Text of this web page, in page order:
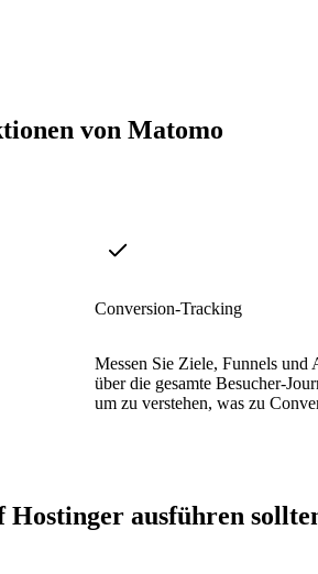
von Matomo
Conversion-Tracking
Messen Sie Ziele, Funnels und
über die gesamte Besucher-
um zu verstehen, was zu
ausführen